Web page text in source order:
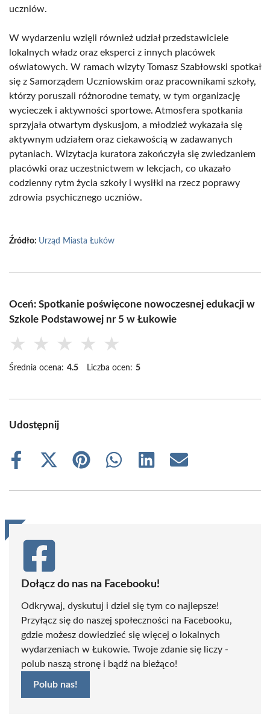
uczniów.
W wydarzeniu wzięli również udział przedstawiciele
lokalnych władz oraz eksperci z innych placówek
oświatowych. W ramach wizyty Tomasz Szabłowski spotkał
się z Samorządem Uczniowskim oraz pracownikami szkoły,
którzy poruszali różnorodne tematy, w tym organizację
wycieczek i aktywności sportowe. Atmosfera spotkania
sprzyjała otwartym dyskusjom, a młodzież wykazała się
aktywnym udziałem oraz ciekawością w zadawanych
pytaniach. Wizytacja kuratora zakończyła się zwiedzaniem
placówki oraz uczestnictwem w lekcjach, co ukazało
codzienny rytm życia szkoły i wysiłki na rzecz poprawy
zdrowia psychicznego uczniów.
Źródło: Urząd Miasta Łuków
Oceń: Spotkanie poświęcone nowoczesnej edukacji w
Szkole Podstawowej nr 5 w Łukowie
★ ★ ★ ★ ★
Średnia ocena: 4.5 Liczba ocen: 5
Udostępnij
Share
Share
(Twitter)
Share
Share
Share
Share
Dołącz do nas na Facebooku!
Odkrywaj, dyskutuj i dziel się tym co najlepsze!
Przyłącz się do naszej społeczności na Facebooku,
gdzie możesz dowiedzieć się więcej o lokalnych
wydarzeniach w Łukowie. Twoje zdanie się liczy -
polub naszą stronę i bądź na bieżąco!
Polub nas!